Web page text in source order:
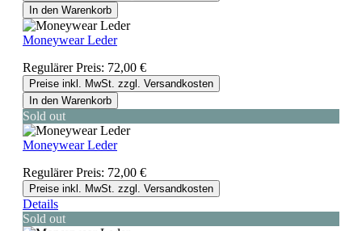
In den Warenkorb
Moneywear Leder
Regulärer Preis: 72,00 €
Preise inkl. MwSt. zzgl. Versandkosten
In den Warenkorb
Sold out
Moneywear Leder
Regulärer Preis: 72,00 €
Preise inkl. MwSt. zzgl. Versandkosten
Details
Sold out